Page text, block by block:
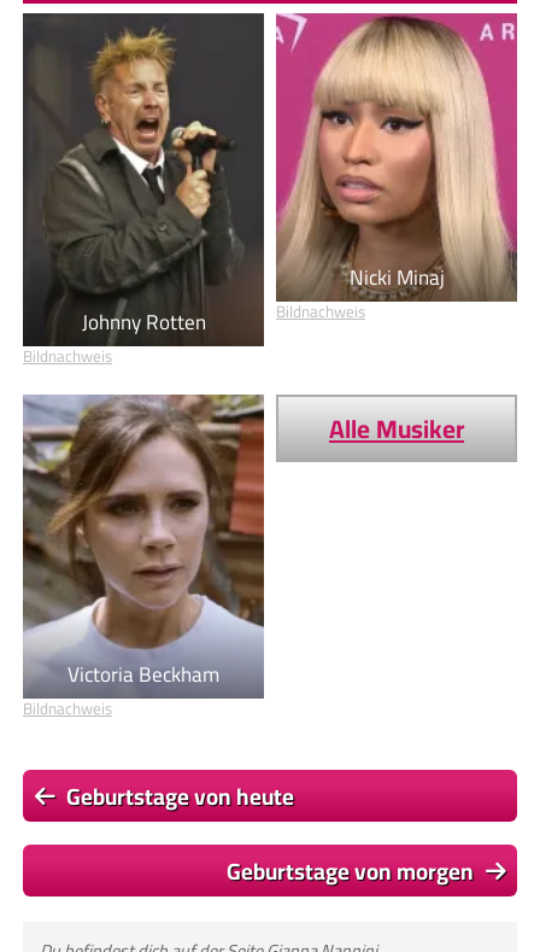
Johnny Rotten
Bildnachweis
Nicki Minaj
Bildnachweis
Victoria Beckham
Bildnachweis
Alle Musiker
Geburtstage von heute
Geburtstage von morgen